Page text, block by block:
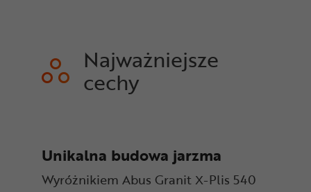
Najważniejsze
cechy
Unikalna budowa jarzma
Wyróżnikiem Abus Granit X-Plis 540